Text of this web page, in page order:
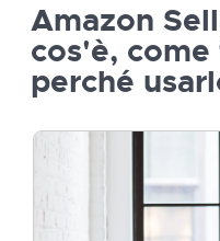
Amazon
cos'è,
perché